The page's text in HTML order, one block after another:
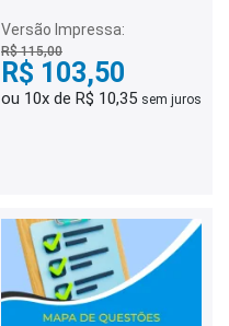
Versão Impressa:
R$ 115,00
R$ 103,50
ou 10x de R$ 10,35 sem juros